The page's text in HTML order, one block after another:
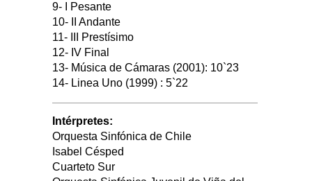
9- I Pesante
10- II Andante
11- III Prestísimo
12- IV Final
13- Música de Cámaras (2001): 10`23
14- Linea Uno (1999) : 5`22
Intérpretes:
Orquesta Sinfónica de Chile
Isabel Césped
Cuarteto Sur